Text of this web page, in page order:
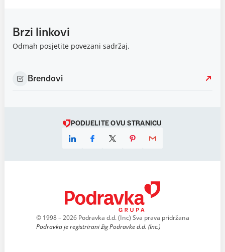
Brzi linkovi
Odmah posjetite povezani sadržaj.
Brendovi
PODIJELITE OVU STRANICU
© 1998 – 2026 Podravka d.d. (Inc) Sva prava pridržana
Podravka je registrirani žig Podravke d.d. (Inc.)